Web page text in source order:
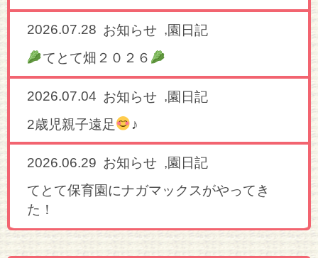
2026.07.28 お知らせ ,園日記
てとて畑２０２６
2026.07.04 お知らせ ,園日記
2歳児親子遠足
♪
2026.06.29 お知らせ ,園日記
てとて保育園にナガマックスがやってき
た！